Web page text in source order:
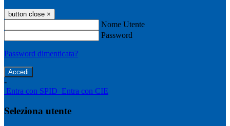
button close ×
Nome Utente
Password
Password dimenticata?
-
Entra con SPID Entra con CIE
Seleziona utente